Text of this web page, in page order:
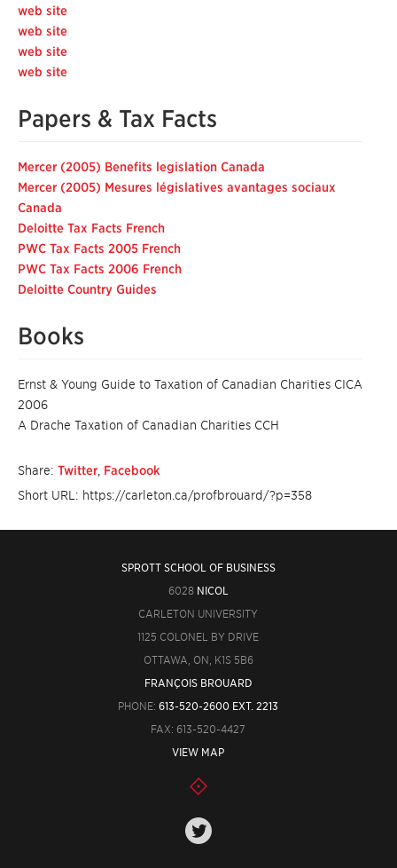
web site
web site
web site
web site
Papers & Tax Facts
Mercer (2005) Benefits legislation Canada
Mercer (2005) Mesures législatives avantages sociaux
Canada
Deloitte Tax Facts French
PWC Tax Facts 2005 French
PWC Tax Facts 2006 French
Deloitte Country Guides
Books
Ernst & Young Guide to Taxation of Canadian Charities CICA
2006
A Drache Taxation of Canadian Charities CCH
Share: Twitter Facebook
Short URL: https://carleton.ca/profbrouard/?p=358
SPROTT SCHOOL OF BUSINESS
6028 NICOL
CARLETON UNIVERSITY
1125 COLONEL BY DRIVE
OTTAWA, ON, K1S 5B6
FRANÇOIS BROUARD
PHONE:613-520-2600 EXT. 2213
FAX: 613-520-4427
VIEW MAP